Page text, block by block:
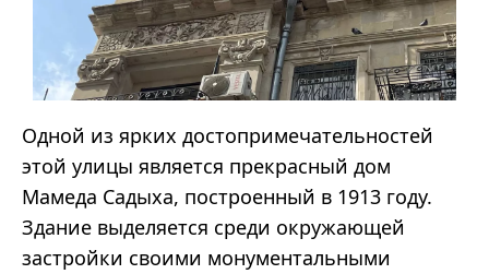
Одной из ярких достопримечательностей
этой улицы является прекрасный дом
Мамеда Садыха, построенный в 1913 году.
Здание выделяется среди окружающей
застройки своими монументальными